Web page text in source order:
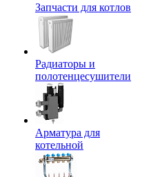
Запчасти для котлов
Радиаторы и
полотенцесушители
Арматура для
котельной